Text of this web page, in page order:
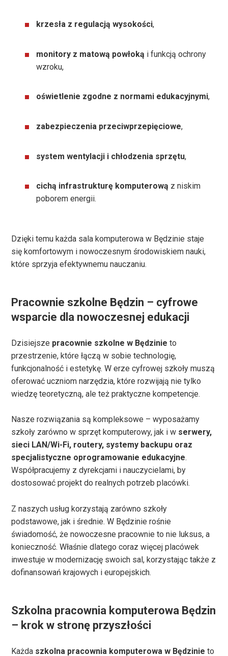
krzesła z regulacją wysokości,
monitory z matową powłoką i funkcją ochrony
wzroku,
oświetlenie zgodne z normami edukacyjnymi,
zabezpieczenia przeciwprzepięciowe,
system wentylacji i chłodzenia sprzętu,
cichą infrastrukturę komputerową z niskim
poborem energii.
Dzięki temu każda sala komputerowa w Będzinie staje
się komfortowym i nowoczesnym środowiskiem nauki,
które sprzyja efektywnemu nauczaniu.
Pracownie szkolne Będzin – cyfrowe
wsparcie dla nowoczesnej edukacji
Dzisiejsze pracownie szkolne w Będzinie to
przestrzenie, które łączą w sobie technologię,
funkcjonalność i estetykę. W erze cyfrowej szkoły muszą
oferować uczniom narzędzia, które rozwijają nie tylko
wiedzę teoretyczną, ale też praktyczne kompetencje.
Nasze rozwiązania są kompleksowe – wyposażamy
szkoły zarówno w sprzęt komputerowy, jak i w serwery,
sieci LAN/Wi-Fi, routery, systemy backupu oraz
specjalistyczne oprogramowanie edukacyjne.
Współpracujemy z dyrekcjami i nauczycielami, by
dostosować projekt do realnych potrzeb placówki.
Z naszych usług korzystają zarówno szkoły
podstawowe, jak i średnie. W Będzinie rośnie
świadomość, że nowoczesne pracownie to nie luksus, a
konieczność. Właśnie dlatego coraz więcej placówek
inwestuje w modernizację swoich sal, korzystając także z
dofinansowań krajowych i europejskich.
Szkolna pracownia komputerowa Będzin
– krok w stronę przyszłości
Każda szkolna pracownia komputerowa w Będzinie to